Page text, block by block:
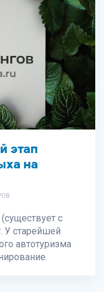
этап
на
с
У старейшей
автотуризма